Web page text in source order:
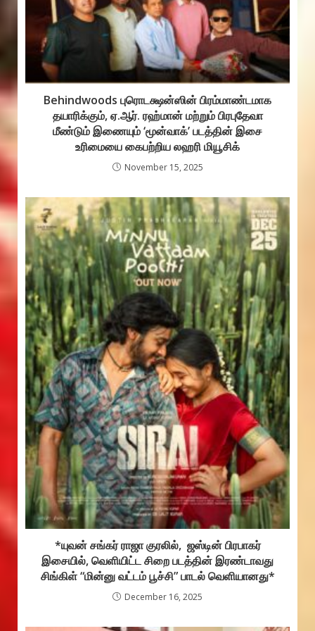
Behindwoods புரொடக்ஷன்ஸின் பிரம்மாண்டமாக
தயாரிக்கும், ஏ.ஆர். ரஹ்மான் மற்றும் பிரபுதேவா
மீண்டும் இணையும் ‘மூன்வாக்’ படத்தின் இசை
உரிமையை கைபற்றிய லஹரி மியூசிக்
November 15, 2025
*யுவன் சங்கர் ராஜா குரலில், ஜஸ்டின் பிரபாகர்
இசையில், வெளியிட்ட சிறை படத்தின் இரண்டாவது
சிங்கிள் “மின்னு வட்டம் பூச்சி” பாடல் வெளியானது*
December 16, 2025